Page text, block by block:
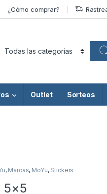
¿Cómo comprar?
Outlet Sorteos
, Marcas, MoYu, Stickers
5×5